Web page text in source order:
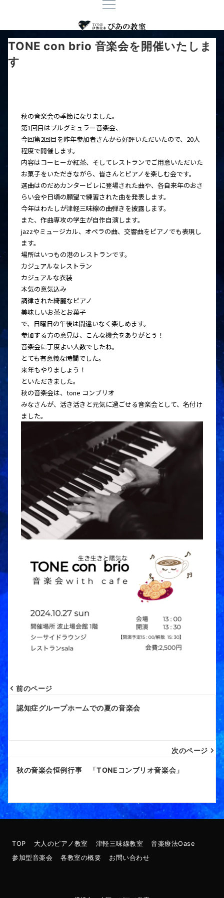
TONE con brio 音楽会を開催いたしま
す
秋の音楽会の季節になりました。
第1回目はブルグミュラー音楽会、
今回第2回目を昨年参加者さんから好評いただいたので、20人
程度で開催します。
内容はコーヒーか紅茶、そしてレストランでご用意いただいた
お菓子をいただきながら、皆さんとピアノを楽しむ会です。
選曲はのだめカンタービレに登場された曲や、各自来年のおさ
らい会や日頃の願望で練習された曲を発表します。
今年はわたしが津軽三味線の曲弾きを披露します。
また、作曲専攻の学生が自作自演します。
jazzやミュージカル、オペラの曲、交響曲をピアノでも表現し
ます。
場所はいつもの港のレストランです。
カジュアルなレストラン
カジュアルな衣装
本気の意気込み
調律された綺麗なピアノ
美味しいお茶とお菓子
で、日曜日の午後は間違いなく楽しめます。
参加する方の意見は、こんな機会をありがとう！
音楽会に丁度よい人数でしたね。
とても有意義な時間でした。
来年もやりましょう！
といただきました。
秋の音楽会は、tone コンブリオ
みなさんが、活き活きと元気に過ごせる音楽会として、名付け
ました。
前のページ
認知症グループホームでの夏の音楽会
次のページ
秋の音楽会恒例行事 「TONEコンブリオ音楽会」
TOP 大人のピアノ教室 津軽三味線教室
音楽療法Oase
参加型音楽会
各教室の概要 お問い合わせ